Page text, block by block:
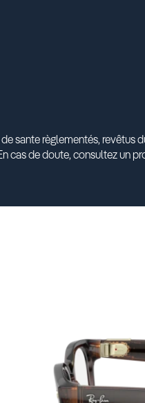
sante règlementés, revêtus
cas de doute, consultez un